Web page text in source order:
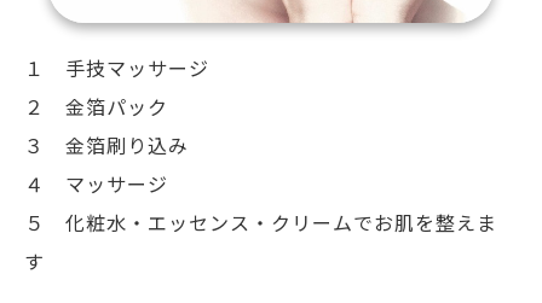
１ 手技マッサージ
２ 金箔パック
３ 金箔刷り込み
４ マッサージ
５ 化粧水・エッセンス・クリームでお肌を整えま
す